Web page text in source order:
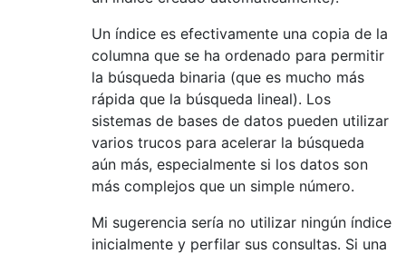
Un índice es efectivamente una copia de la
columna que se ha ordenado para permitir
la búsqueda binaria (que es mucho más
rápida que la búsqueda lineal). Los
sistemas de bases de datos pueden utilizar
varios trucos para acelerar la búsqueda
aún más, especialmente si los datos son
más complejos que un simple número.
Mi sugerencia sería no utilizar ningún índice
inicialmente y perfilar sus consultas. Si una